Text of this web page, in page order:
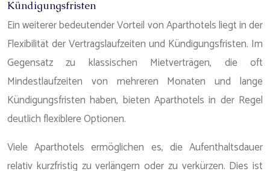
Kündigungsfristen
Ein weiterer bedeutender Vorteil von Aparthotels liegt in der
Flexibilität der Vertragslaufzeiten und Kündigungsfristen. Im
Gegensatz zu klassischen Mietverträgen, die oft
Mindestlaufzeiten von mehreren Monaten und lange
Kündigungsfristen haben, bieten Aparthotels in der Regel
deutlich flexiblere Optionen.
Viele Aparthotels ermöglichen es, die Aufenthaltsdauer
relativ kurzfristig zu verlängern oder zu verkürzen. Dies ist